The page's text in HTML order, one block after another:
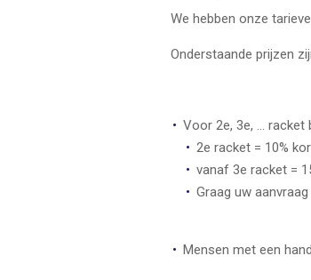
We hebben onze
Onderstaande prijzen
Voor 2e, 3e, ...
2e racket = 10%
vanaf 3e racket =
Graag uw
Mensen met een